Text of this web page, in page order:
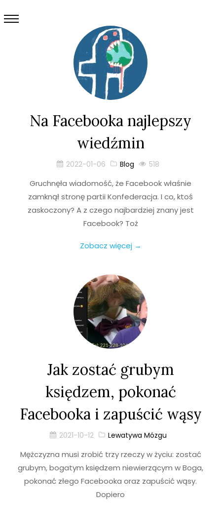
Na Facebooka najlepszy
wiedźmin
2022-01-06 Blog 518
Gruchnęła wiadomość, że Facebook właśnie
zamknął stronę partii Konfederacja. I co, ktoś
zaskoczony? A z czego najbardziej znany jest
Facebook? Toż
Zobacz więcej →
Jak zostać grubym
księdzem, pokonać
Facebooka i zapuścić wąsy
2021-10-12 Lewatywa Mózgu
Mężczyzna musi zrobić trzy rzeczy w życiu: zostać
grubym, bogatym księdzem niewierzącym w Boga,
pokonać złego Facebooka oraz zapuścić wąsy.
Dopiero